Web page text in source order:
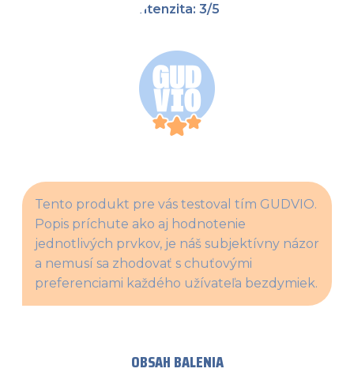
Intenzita: 3/5
Tento produkt pre vás testoval tím GUDVIO.
Popis príchute ako aj hodnotenie
jednotlivých prvkov, je náš subjektívny názor
a nemusí sa zhodovať s chuťovými
preferenciami každého užívateľa bezdymiek.
OBSAH BALENIA